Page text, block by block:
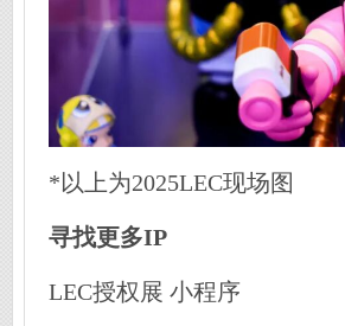
*以上为2025LEC现场图
寻找更多IP
LEC授权展 小程序